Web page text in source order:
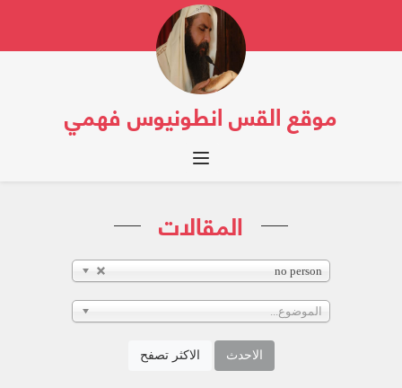
موقع القس انطونيوس فهمي
Toggle navigation
المقالات
no person
الموضوع...
الاحدث الاكثر تصفح